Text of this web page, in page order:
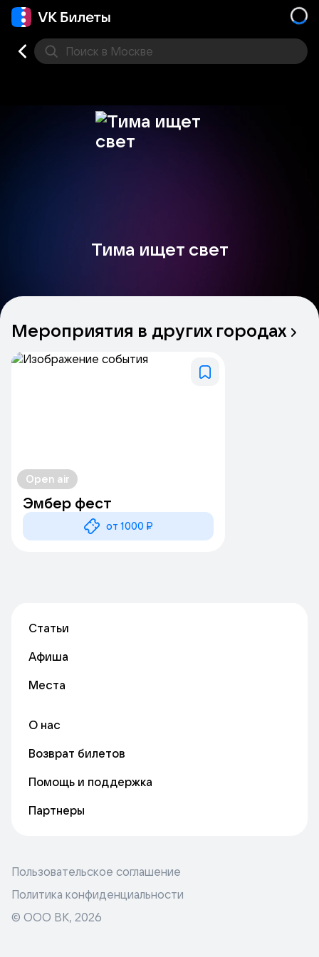
Поиск в Москве
Тима ищет свет
Мероприятия в других городах
Open air
Эмбер фест
от 1000 ₽
Статьи
Афиша
Места
О нас
Возврат билетов
Помощь и поддержка
Партнеры
Пользовательское соглашение
Политика конфиденциальности
© ООО ВК, 2026